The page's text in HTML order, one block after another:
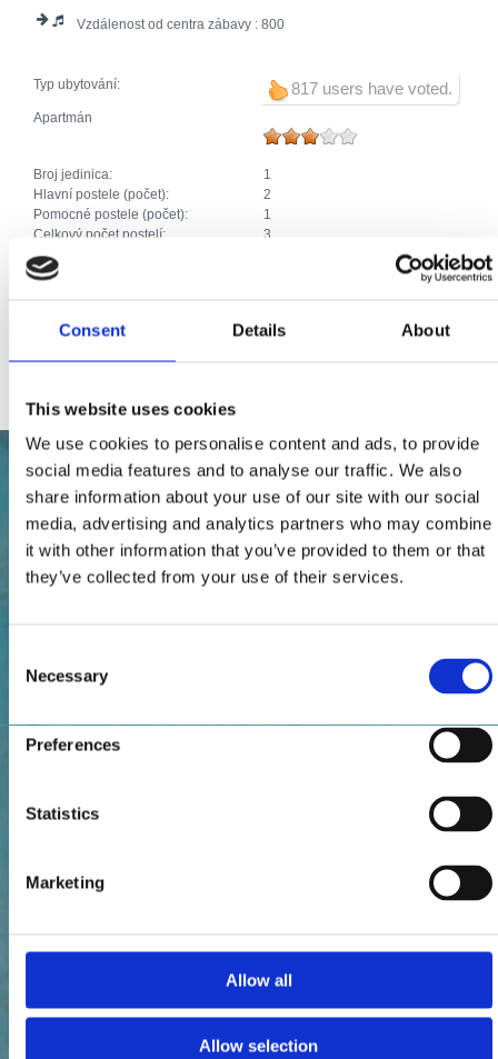
Consent Details About
This website uses cookies
We use cookies to personalise content and ads, to provide
social media features and to analyse our traffic. We also
share information about your use of our site with our social
media, advertising and analytics partners who may combine
it with other information that you’ve provided to them or that
they’ve collected from your use of their services.
Selection
Necessary
Preferences
Statistics
Marketing
Allow all
Allow selection
Vzdálenost od centra zábavy : 800
817 users have voted.
Typ ubytování:
Apartmán
Broj jedinica:
1
Hlavní postele (počet):
2
Pomocné postele (počet):
1
Celkový počet postelí:
3
Dodatečné vybavení:
Domácí mazlíčci